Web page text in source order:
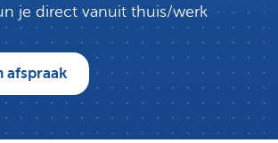
je direct vanuit thuis/werk
afspraak